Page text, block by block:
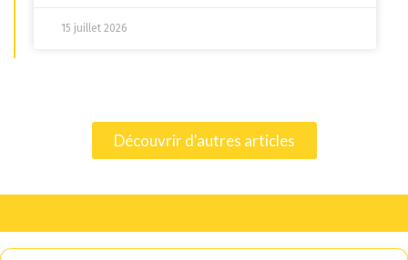
15 juillet 2026
Découvrir d'autres articles